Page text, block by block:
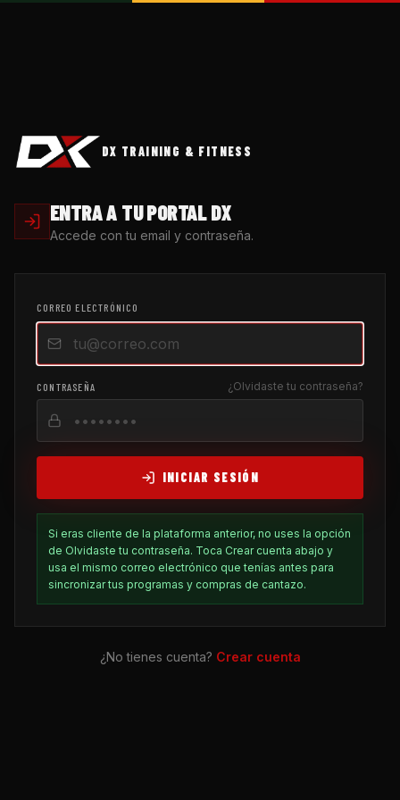
DX TRAINING & FITNESS
ENTRA A TU PORTAL DX
Accede con tu email y contraseña.
CORREO ELECTRÓNICO
CONTRASEÑA ¿Olvidaste tu contraseña?
INICIAR SESIÓN
Si eras cliente de la plataforma anterior, no uses la opción
de Olvidaste tu contraseña. Toca Crear cuenta abajo y
usa el mismo correo electrónico que tenías antes para
sincronizar tus programas y compras de cantazo.
¿No tienes cuenta? Crear cuenta